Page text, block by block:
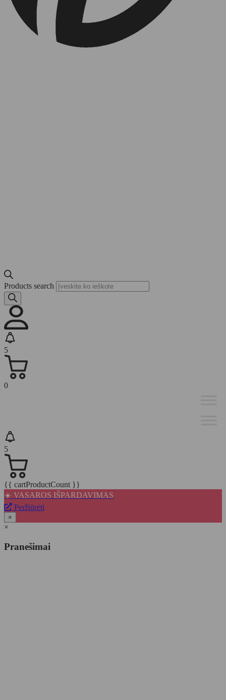
Products search
5
0
5
{{ cartProductCount }}
☀️ VASAROS IŠPARDAVIMAS
Peržiūrėti
×
×
Pranešimai